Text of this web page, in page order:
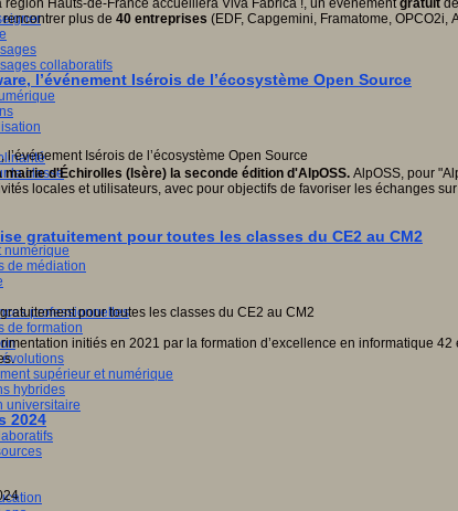
collaboratifs
la classe
numérique
de médiation
professionnelles
de formation
supérieur et numérique
hybrides
universitaire
région Hauts-de-France accueillera Viva Fabrica !, un événementgratuit
rencontrer plus de 40 entreprises (EDF, Capgemini, Framatome, OPCO2i,
l’événement Isérois de l’écosystème Open Source
mairie d'Échirolles (Isère) la seconde édition d'AlpOSS. AlpOSS, pour
locales et utilisateurs, avec pour objectifs de favoriser les échanges
gratuitement pour toutes les classes du CE2 au CM2
initiés en 2021 par la formation d’excellence en informatique
2024